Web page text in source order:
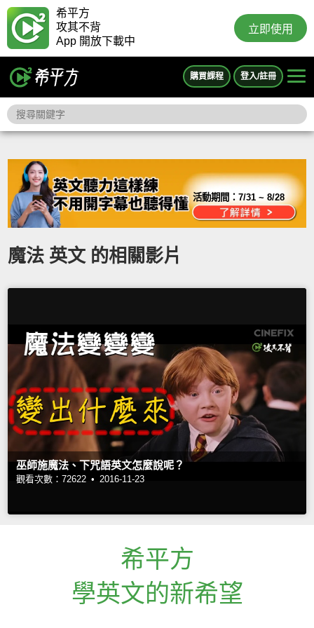
希平方
攻其不背
App 開放下載中
立即使用
購買課程 登入/註冊
活動期間：7/31 ~ 8/28
魔法 英文 的相關影片
巫師施魔法、下咒語英文怎麼說呢？
觀看次數：72622 • 2016-11-23
希平方
學英文的新希望